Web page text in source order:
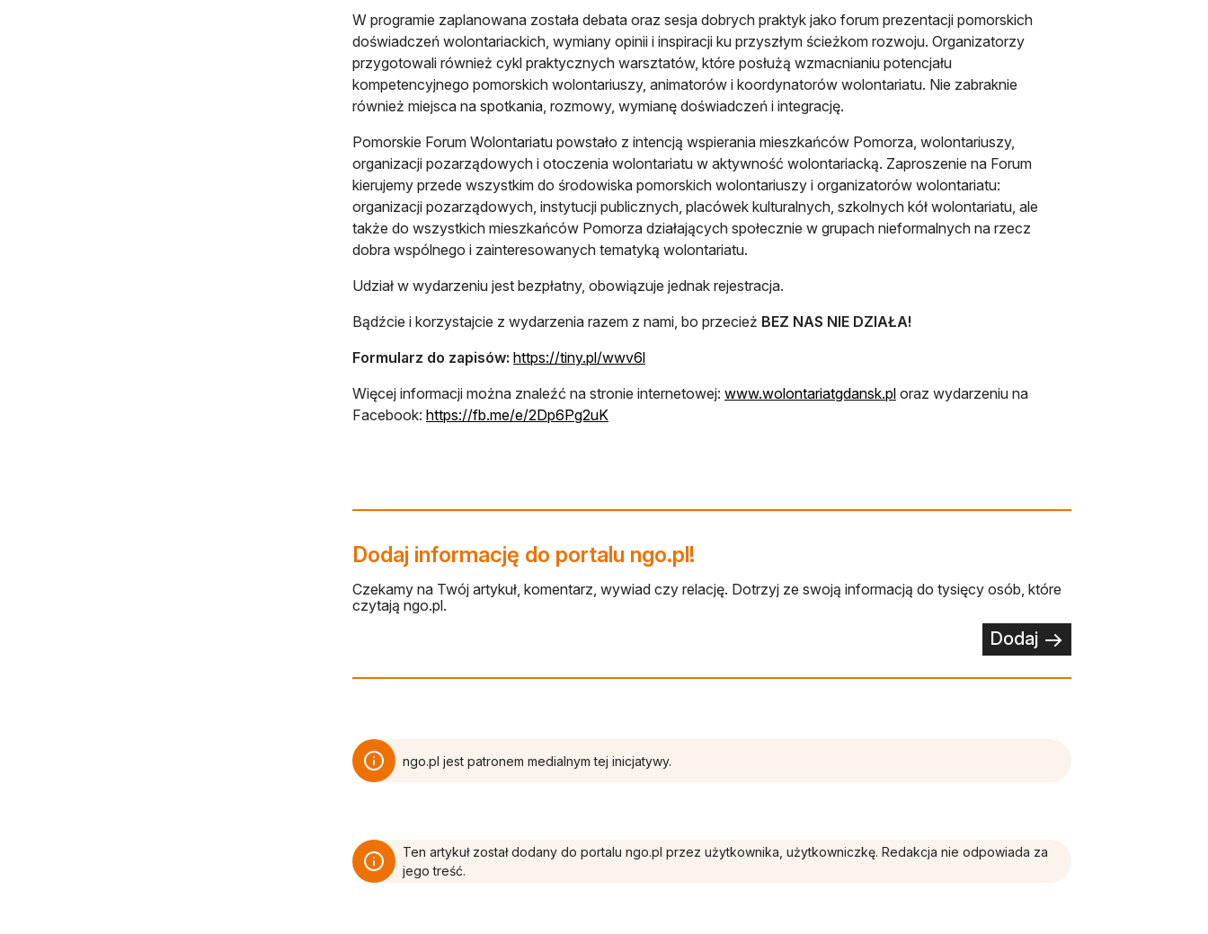
W programie zaplanowana została debata oraz sesja dobrych praktyk jako forum prezentacji pomorskich
doświadczeń wolontariackich, wymiany opinii i inspiracji ku przyszłym ścieżkom rozwoju. Organizatorzy
przygotowali również cykl praktycznych warsztatów, które posłużą wzmacnianiu potencjału
kompetencyjnego pomorskich wolontariuszy, animatorów i koordynatorów wolontariatu. Nie zabraknie
również miejsca na spotkania, rozmowy, wymianę doświadczeń i integrację.
Pomorskie Forum Wolontariatu powstało z intencją wspierania mieszkańców Pomorza, wolontariuszy,
organizacji pozarządowych i otoczenia wolontariatu w aktywność wolontariacką. Zaproszenie na Forum
kierujemy przede wszystkim do środowiska pomorskich wolontariuszy i organizatorów wolontariatu:
organizacji pozarządowych, instytucji publicznych, placówek kulturalnych, szkolnych kół wolontariatu, ale
także do wszystkich mieszkańców Pomorza działających społecznie w grupach nieformalnych na rzecz
dobra wspólnego i zainteresowanych tematyką wolontariatu.
Udział w wydarzeniu jest bezpłatny, obowiązuje jednak rejestracja.
Bądźcie i korzystajcie z wydarzenia razem z nami, bo przecież BEZ NAS NIE DZIAŁA!
Formularz do zapisów: https://tiny.pl/wwv6lotwiera się w nowej karcie
Więcej informacji można znaleźć na stronie internetowej: www.wolontariatgdansk.plotwiera się w nowej karcie
oraz wydarzeniu na
Facebook: https://fb.me/e/2Dp6Pg2uKotwiera się w nowej karcie
Dodaj informację do portalu ngo.pl!
Czekamy na Twój artykuł, komentarz, wywiad czy relację. Dotrzyj ze swoją informacją do tysięcy osób, które
czytają ngo.pl.
Dodaj
ngo.pl jest patronem medialnym tej inicjatywy.
Ten artykuł został dodany do portalu ngo.pl przez użytkownika, użytkowniczkę. Redakcja nie odpowiada za
jego treść.